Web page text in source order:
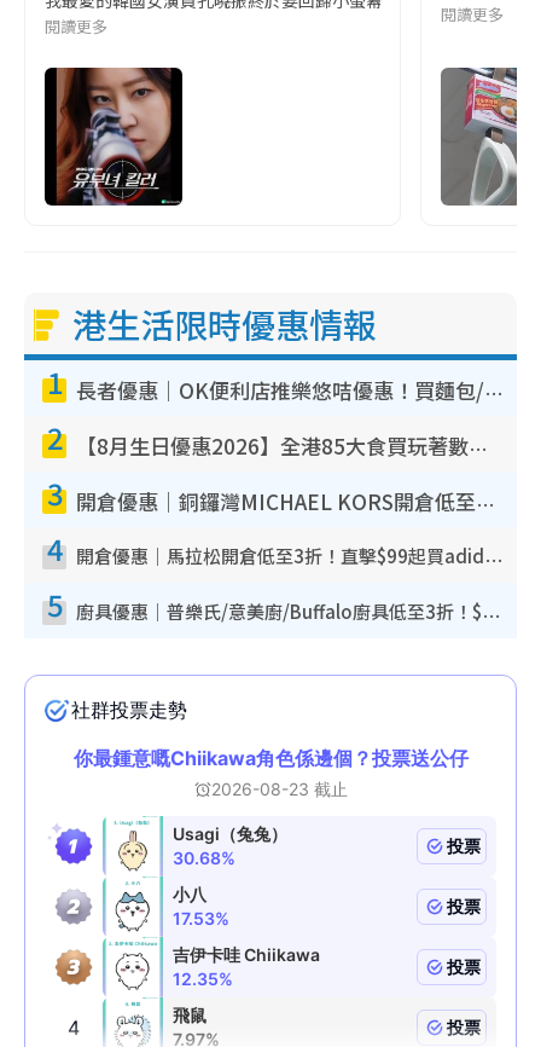
閱讀更多
閱讀更多
港生活限時優惠情報
1 長者優惠｜OK便利店推樂悠咭優惠！買麵包/牛奶/保健品拍卡即減
2 【8月生日優惠2026】全港85大食買玩著數攻略 自助餐/火鍋放題同行免費＋誠品/DONKI送現金券
3 開倉優惠｜銅鑼灣MICHAEL KORS開倉低至17折！直擊$500起買手袋/銀包/鞋款 必買經典Jet Set系列
4 開倉優惠｜馬拉松開倉低至3折！直擊$99起買adidas／New Balance／Puma鞋款 STANLEY保溫杯劈價至$119起
5 廚具優惠｜普樂氏/意美廚/Buffalo廚具低至3折！$89起買煎鍋／炒鑊／個人鍋 同場小家電激減至$99起